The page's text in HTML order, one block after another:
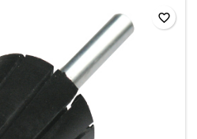
favorite_border